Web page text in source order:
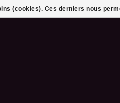
(cookies). Ces derniers nous